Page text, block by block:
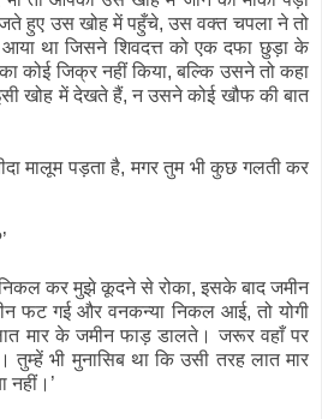
हुए उस खोह में पहुँचे, उस वक्त चपला ने तो
था जिसने शिवदत्त को एक दफा छुड़ा के
कोई जिक्र नहीं किया, बल्कि उसने तो कहा
खोह में देखते हैं, न उसने कोई खौफ की बात
मालूम पड़ता है, मगर तुम भी कुछ गलती कर
निकल कर मुझे कूदने से रोका, इसके बाद जमीन
फट गई और वनकन्या निकल आई, तो योगी
मार के जमीन फाड़ डालते। जरूर वहाँ पर
भी मुनासिब था कि उसी तरह लात मार
नहीं।’